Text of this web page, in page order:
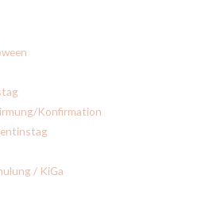
Konfirmation
/ KiGa